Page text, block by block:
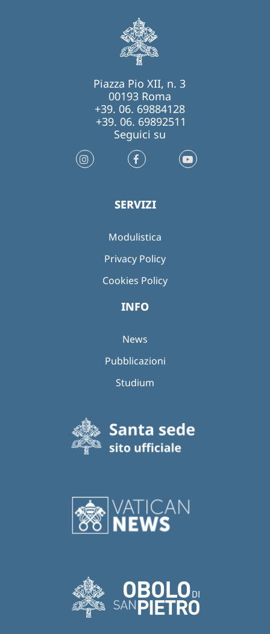
Piazza Pio XII, n. 3
00193 Roma
+39. 06. 69884128
+39. 06. 69892511
Seguici su
SERVIZI
Modulistica
Privacy Policy
Cookies Policy
INFO
News
Pubblicazioni
Studium